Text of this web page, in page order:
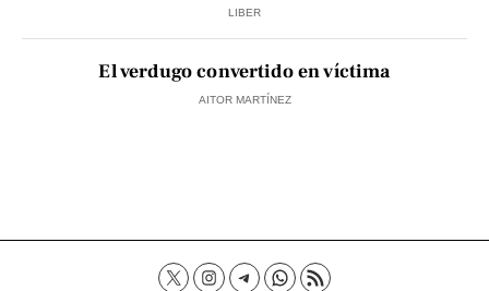
LIBER
El verdugo convertido en víctima
AITOR MARTÍNEZ